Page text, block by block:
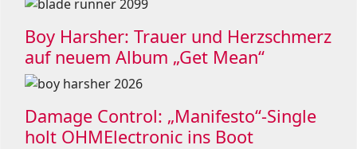
Boy Harsher: Trauer und Herzschmerz
auf neuem Album „Get Mean“
Damage Control: „Manifesto“-Single
holt OHMElectronic ins Boot